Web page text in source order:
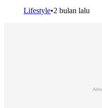
Lifestyle•2 bulan lalu